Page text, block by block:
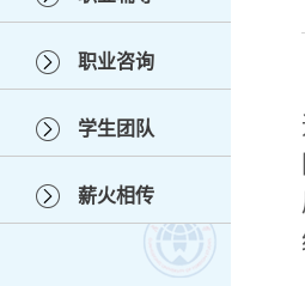
职业咨询
学生团队
薪火相传